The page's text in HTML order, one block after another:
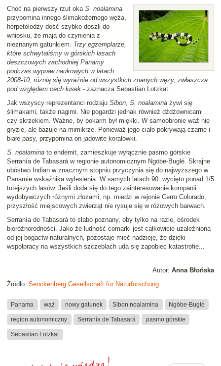
Choć na pierwszy rzut oka S. noalamina
przypomina innego ślimakożernego węża,
herpetolodzy dość szybko doszli do
wniosku, że mają do czynienia z
nieznanym gatunkiem. Trzy egzemplarze,
które schwytaliśmy w górskich lasach
deszczowych zachodniej Panamy
podczas wypraw naukowych w latach
2008-10, różnią się wyraźnie od wszystkich znanych węży, zwłaszcza
pod względem cech łusek - zaznacza Sebastian Lotzkat.
Jak wszyscy reprezentanci rodzaju Sibon, S. noalamina żywi się
ślimakami, także nagimi. Nie pogardzi jednak również dżdżownicami
czy skrzekiem. Ważne, by pokarm był miękki. W samoobronie wąż nie
gryzie, ale bazuje na mimikrze. Ponieważ jego ciało pokrywają czarne i
białe pasy, przypomina on jadowite koralówki.
S. noalamina to endemit, zamieszkuje wyłącznie pasmo górskie
Serranía de Tabasará w regionie autonomicznym Ngöbe-Buglé. Skrajne
ubóstwo Indian w znacznym stopniu przyczynia się do najwyższego w
Panamie wskaźnika wylesienia. W samych latach 90. wycięto ponad 1/5
tutejszych lasów. Jeśli doda się do tego zainteresowanie kompanii
wydobywczych różnymi złożami, np. miedzi w rejonie Cerro Colorado,
przyszłość miejscowych zwierząt nie rysuje się w różowych barwach.
Serranía de Tabasará to słabo poznany, oby tylko na razie, ośrodek
bioróżnorodności. Jako że ludność comarki jest całkowicie uzależniona
od jej bogactw naturalnych, pozostaje mieć nadzieję, że dzięki
współpracy na wszystkich szczeblach uda się zapobiec katastrofie...
Autor: Anna Błońska
Źródło: Senckenberg Gesellschaft für Naturforschung
Panama wąż nowy gatunek Sibon noalamina Ngöbe-Buglé
region autonomiczny Serranía de Tabasará pasmo górskie
Sebastian Lotzkat